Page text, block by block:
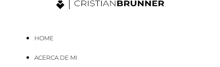
HOME
ACERCA DE MI